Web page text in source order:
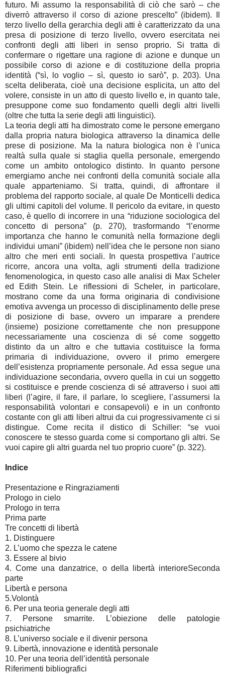
futuro. Mi assumo la responsabilità di ciò che sarò – che
diverrò attraverso il corso di azione prescelto” (ibidem). Il
terzo livello della gerarchia degli atti è caratterizzato da una
presa di posizione di terzo livello, ovvero esercitata nei
confronti degli atti liberi in senso proprio. Si tratta di
confermare o rigettare una ragione di azione e dunque un
possibile corso di azione e di costituzione della propria
identità (“sì, lo voglio – sì, questo io sarò”, p. 203). Una
scelta deliberata, cioè una decisione esplicita, un atto del
volere, consiste in un atto di questo livello e, in quanto tale,
presuppone come suo fondamento quelli degli altri livelli
(oltre che tutta la serie degli atti linguistici).
La teoria degli atti ha dimostrato come le persone emergano
dalla propria natura biologica attraverso la dinamica delle
prese di posizione. Ma la natura biologica non è l’unica
realtà sulla quale si staglia quella personale, emergendo
come un ambito ontologico distinto. In quanto persone
emergiamo anche nei confronti della comunità sociale alla
quale apparteniamo. Si tratta, quindi, di affrontare il
problema del rapporto sociale, al quale De Monticelli dedica
gli ultimi capitoli del volume. Il pericolo da evitare, in questo
caso, è quello di incorrere in una “riduzione sociologica del
concetto di persona” (p. 270), trasformando “l’enorme
importanza che hanno le comunità nella formazione degli
individui umani” (ibidem) nell’idea che le persone non siano
altro che meri enti sociali. In questa prospettiva l’autrice
ricorre, ancora una volta, agli strumenti della tradizione
fenomenologica, in questo caso alle analisi di Max Scheler
ed Edith Stein. Le riflessioni di Scheler, in particolare,
mostrano come da una forma originaria di condivisione
emotiva avvenga un processo di disciplinamento delle prese
di posizione di base, ovvero un imparare a prendere
(insieme) posizione correttamente che non presuppone
necessariamente una coscienza di sé come soggetto
distinto da un altro e che tuttavia costituisce la forma
primaria di individuazione, ovvero il primo emergere
dell’esistenza propriamente personale. Ad essa segue una
individuazione secondaria, ovvero quella in cui un soggetto
si costituisce e prende coscienza di sé attraverso i suoi atti
liberi (l’agire, il fare, il parlare, lo scegliere, l’assumersi la
responsabilità volontari e consapevoli) e in un confronto
costante con gli atti liberi altrui da cui progressivamente ci si
distingue. Come recita il distico di Schiller: “se vuoi
conoscere te stesso guarda come si comportano gli altri. Se
vuoi capire gli altri guarda nel tuo proprio cuore” (p. 322).
Indice
Presentazione e Ringraziamenti
Prologo in cielo
Prologo in terra
Prima parte
Tre concetti di libertà
1. Distinguere
2. L’uomo che spezza le catene
3. Essere al bivio
4. Come una danzatrice, o della libertà interioreSeconda
parte
Libertà e persona
5.Volontà
6. Per una teoria generale degli atti
7. Persone smarrite. L’obiezione delle patologie
psichiatriche
8. L’universo sociale e il divenir persona
9. Libertà, innovazione e identità personale
10. Per una teoria dell’identità personale
Riferimenti bibliografici